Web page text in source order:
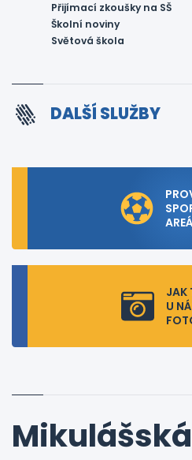
Přijímací zkoušky na SŠ
Školní noviny
Světová škola
DALŠÍ SLUŽBY
JAK
U